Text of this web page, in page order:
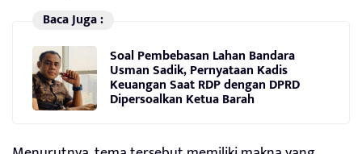
Baca Juga :
Soal Pembebasan Lahan Bandara
Usman Sadik, Pernyataan Kadis
Keuangan Saat RDP dengan DPRD
Dipersoalkan Ketua Barah